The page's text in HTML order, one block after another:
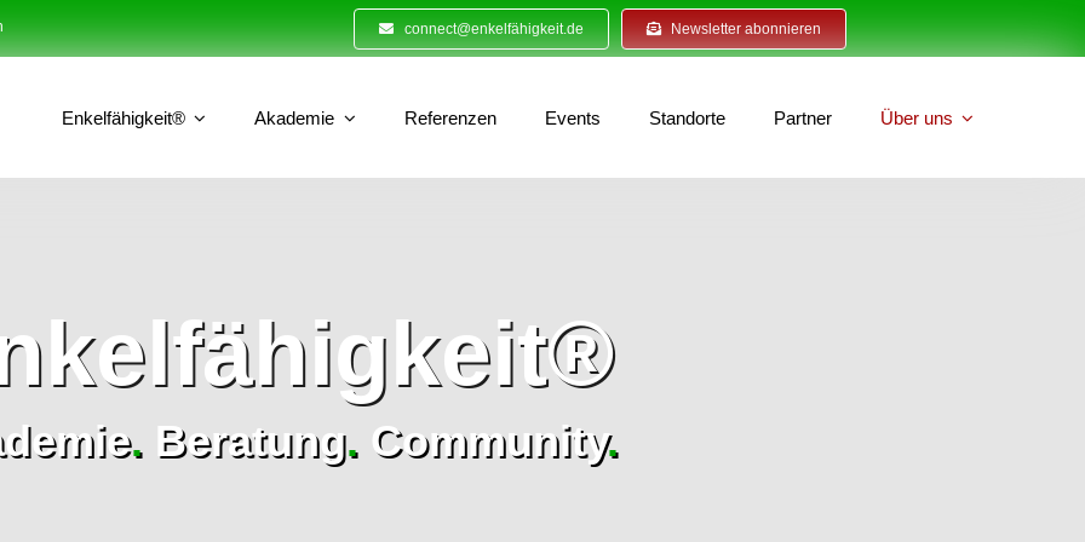
connect@enkelfähigkeit.de Newsletter abonnieren
Enkelfähigkeit® Akademie Referenzen Events Standorte Partner Über uns
.Beratung.Community.